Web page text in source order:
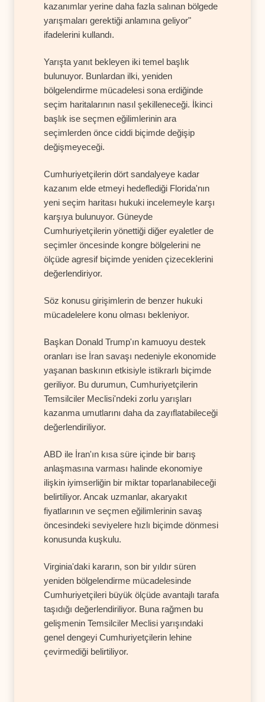
kazanımlar yerine daha fazla salınan bölgede
yarışmaları gerektiği anlamına geliyor"
ifadelerini kullandı.
Yarışta yanıt bekleyen iki temel başlık
bulunuyor. Bunlardan ilki, yeniden
bölgelendirme mücadelesi sona erdiğinde
seçim haritalarının nasıl şekilleneceği. İkinci
başlık ise seçmen eğilimlerinin ara
seçimlerden önce ciddi biçimde değişip
değişmeyeceği.
Cumhuriyetçilerin dört sandalyeye kadar
kazanım elde etmeyi hedeflediği Florida'nın
yeni seçim haritası hukuki incelemeyle karşı
karşıya bulunuyor. Güneyde
Cumhuriyetçilerin yönettiği diğer eyaletler de
seçimler öncesinde kongre bölgelerini ne
ölçüde agresif biçimde yeniden çizeceklerini
değerlendiriyor.
Söz konusu girişimlerin de benzer hukuki
mücadelelere konu olması bekleniyor.
Başkan Donald Trump'ın kamuoyu destek
oranları ise İran savaşı nedeniyle ekonomide
yaşanan baskının etkisiyle istikrarlı biçimde
geriliyor. Bu durumun, Cumhuriyetçilerin
Temsilciler Meclisi'ndeki zorlu yarışları
kazanma umutlarını daha da zayıflatabileceği
değerlendiriliyor.
ABD ile İran'ın kısa süre içinde bir barış
anlaşmasına varması halinde ekonomiye
ilişkin iyimserliğin bir miktar toparlanabileceği
belirtiliyor. Ancak uzmanlar, akaryakıt
fiyatlarının ve seçmen eğilimlerinin savaş
öncesindeki seviyelere hızlı biçimde dönmesi
konusunda kuşkulu.
Virginia'daki kararın, son bir yıldır süren
yeniden bölgelendirme mücadelesinde
Cumhuriyetçileri büyük ölçüde avantajlı tarafa
taşıdığı değerlendiriliyor. Buna rağmen bu
gelişmenin Temsilciler Meclisi yarışındaki
genel dengeyi Cumhuriyetçilerin lehine
çevirmediği belirtiliyor.